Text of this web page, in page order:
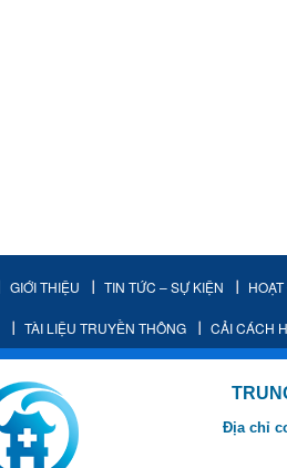
GIỚI THIỆU TIN TỨC – SỰ KIỆN
TÀI LIỆU TRUYỀN THÔNG CẢI CÁCH
TRUNG TÂM
Địa chỉ
- Cơ sở 2: Khu